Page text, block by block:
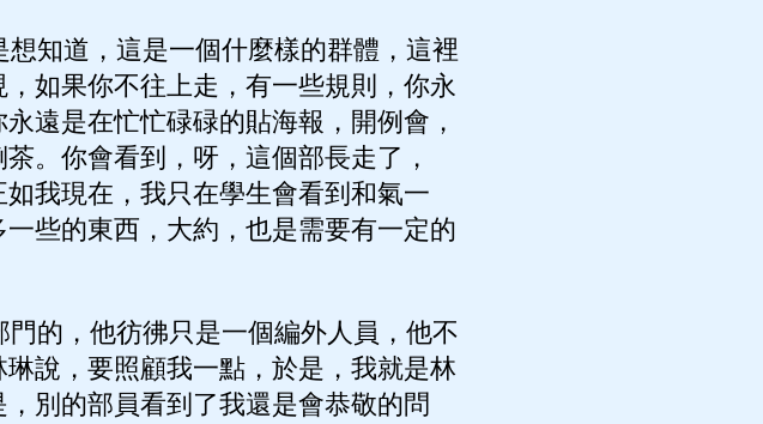
知道，這是一個什麼樣的群體，這裡
如果你不往上走，有一些規則，你永
遠是在忙忙碌碌的貼海報，開例會，
。你會看到，呀，這個部長走了，
我現在，我只在學生會看到和氣一
些的東西，大約，也是需要有一定的
的，他彷彿只是一個編外人員，他不
說，要照顧我一點，於是，我就是林
別的部員看到了我還是會恭敬的問